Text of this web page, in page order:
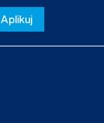
Aplikuj